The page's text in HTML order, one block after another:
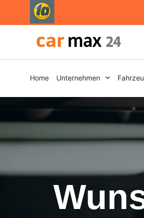
Home Unternehmen